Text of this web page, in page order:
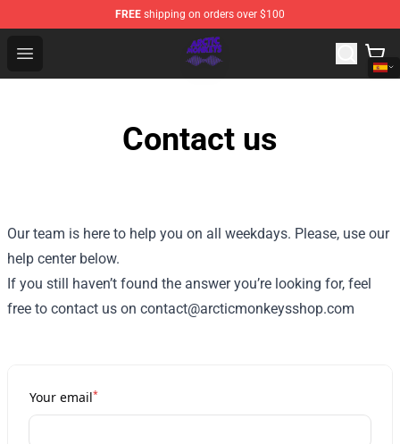
FREE shipping on orders over $100
Open menu
Arctic Monkeys Shop - Official Arctic Monkeys
Contact us
Our team is here to help you on all weekdays. Please, use our
help center below.
If you still haven’t found the answer you’re looking for, feel
free to contact us on contact@arcticmonkeysshop.com